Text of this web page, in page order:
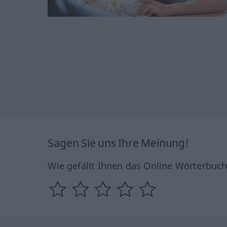
Sagen Sie uns Ihre Meinung!
Wie gefällt Ihnen das Online